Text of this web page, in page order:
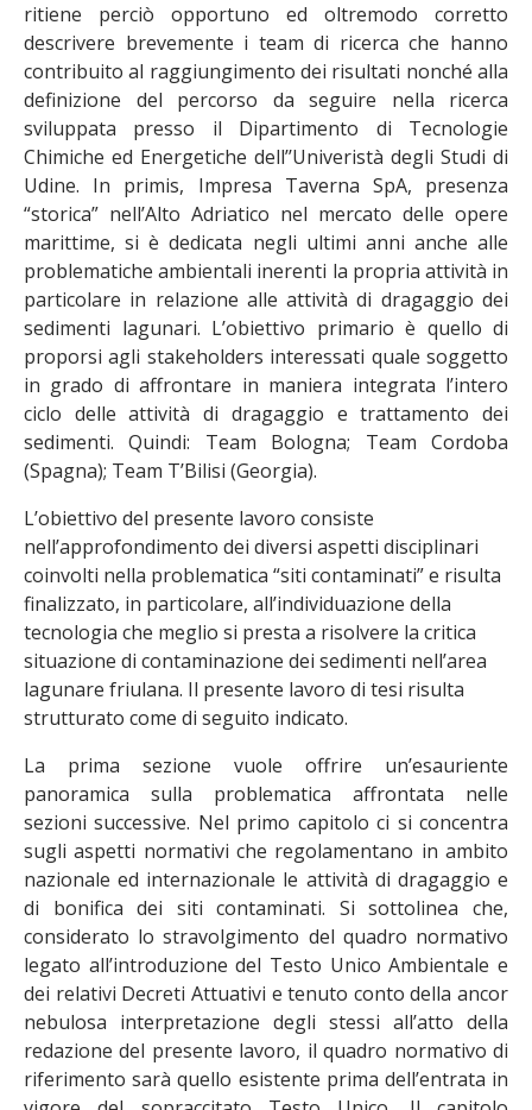
ritiene perciò opportuno ed oltremodo corretto
descrivere brevemente i team di ricerca che hanno
contribuito al raggiungimento dei risultati nonché alla
definizione del percorso da seguire nella ricerca
sviluppata presso il Dipartimento di Tecnologie
Chimiche ed Energetiche dell’’Univeristà degli Studi di
Udine. In primis, Impresa Taverna SpA, presenza
“storica” nell’Alto Adriatico nel mercato delle opere
marittime, si è dedicata negli ultimi anni anche alle
problematiche ambientali inerenti la propria attività in
particolare in relazione alle attività di dragaggio dei
sedimenti lagunari. L’obiettivo primario è quello di
proporsi agli stakeholders interessati quale soggetto
in grado di affrontare in maniera integrata l’intero
ciclo delle attività di dragaggio e trattamento dei
sedimenti. Quindi: Team Bologna; Team Cordoba
(Spagna); Team T’Bilisi (Georgia).
L’obiettivo del presente lavoro consiste
nell’approfondimento dei diversi aspetti disciplinari
coinvolti nella problematica “siti contaminati” e risulta
finalizzato, in particolare, all’individuazione della
tecnologia che meglio si presta a risolvere la critica
situazione di contaminazione dei sedimenti nell’area
lagunare friulana. Il presente lavoro di tesi risulta
strutturato come di seguito indicato.
La prima sezione vuole offrire un’esauriente
panoramica sulla problematica affrontata nelle
sezioni successive. Nel primo capitolo ci si concentra
sugli aspetti normativi che regolamentano in ambito
nazionale ed internazionale le attività di dragaggio e
di bonifica dei siti contaminati. Si sottolinea che,
considerato lo stravolgimento del quadro normativo
legato all’introduzione del Testo Unico Ambientale e
dei relativi Decreti Attuativi e tenuto conto della ancor
nebulosa interpretazione degli stessi all’atto della
redazione del presente lavoro, il quadro normativo di
riferimento sarà quello esistente prima dell’entrata in